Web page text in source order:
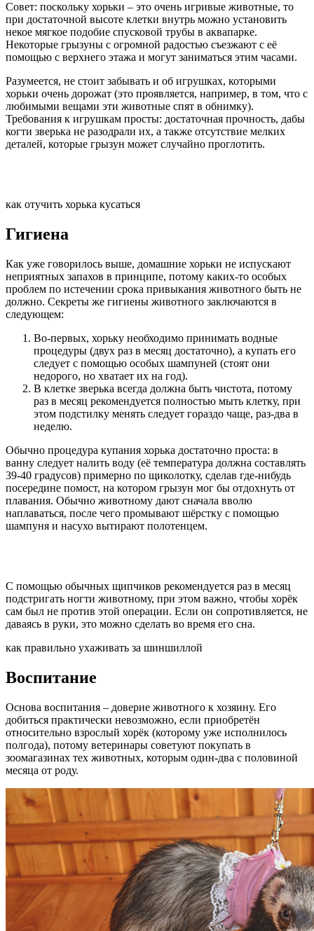
Совет: поскольку хорьки – это очень игривые животные, то
при достаточной высоте клетки внутрь можно установить
некое мягкое подобие спусковой трубы в аквапарке.
Некоторые грызуны с огромной радостью съезжают с её
помощью с верхнего этажа и могут заниматься этим часами.
Разумеется, не стоит забывать и об игрушках, которыми
хорьки очень дорожат (это проявляется, например, в том, что с
любимыми вещами эти животные спят в обнимку).
Требования к игрушкам просты: достаточная прочность, дабы
когти зверька не разодрали их, а также отсутствие мелких
деталей, которые грызун может случайно проглотить.
как отучить хорька кусаться
Гигиена
Как уже говорилось выше, домашние хорьки не испускают
неприятных запахов в принципе, потому каких-то особых
проблем по истечении срока привыкания животного быть не
должно. Секреты же гигиены животного заключаются в
следующем:
Во-первых, хорьку необходимо принимать водные
процедуры (двух раз в месяц достаточно), а купать его
следует с помощью особых шампуней (стоят они
недорого, но хватает их на год).
В клетке зверька всегда должна быть чистота, потому
раз в месяц рекомендуется полностью мыть клетку, при
этом подстилку менять следует гораздо чаще, раз-два в
неделю.
Обычно процедура купания хорька достаточно проста: в
ванну следует налить воду (её температура должна составлять
39-40 градусов) примерно по щиколотку, сделав где-нибудь
посередине помост, на котором грызун мог бы отдохнуть от
плавания. Обычно животному дают сначала вволю
наплаваться, после чего промывают шёрстку с помощью
шампуня и насухо вытирают полотенцем.
С помощью обычных щипчиков рекомендуется раз в месяц
подстригать ногти животному, при этом важно, чтобы хорёк
сам был не против этой операции. Если он сопротивляется, не
даваясь в руки, это можно сделать во время его сна.
как правильно ухаживать за шиншиллой
Воспитание
Основа воспитания – доверие животного к хозяину. Его
добиться практически невозможно, если приобретён
относительно взрослый хорёк (которому уже исполнилось
полгода), потому ветеринары советуют покупать в
зоомагазинах тех животных, которым один-два с половиной
месяца от роду.